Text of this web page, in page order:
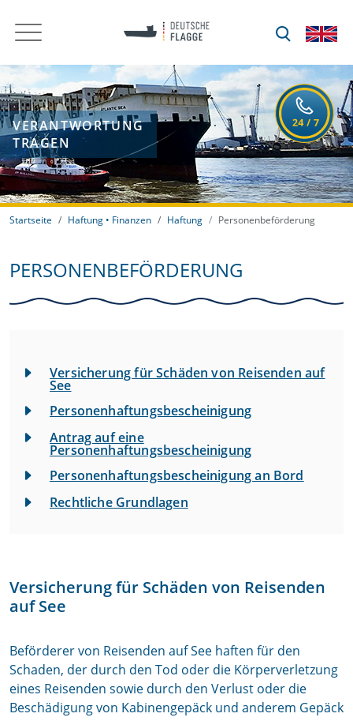
VERANTWORTUNG
TRAGEN
Startseite Haftung • Finanzen Haftung Personenbeförderung
PERSONENBEFÖRDERUNG
Versicherung für Schäden von Reisenden auf
See
Personenhaftungsbescheinigung
Antrag auf eine
Personenhaftungsbescheinigung
Personenhaftungsbescheinigung an Bord
Rechtliche Grundlagen
Versicherung für Schäden von Reisenden
auf See
Beförderer von Reisenden auf See haften für den
Schaden, der durch den Tod oder die Körperverletzung
eines Reisenden sowie durch den Verlust oder die
Beschädigung von Kabinengepäck und anderem Gepäck